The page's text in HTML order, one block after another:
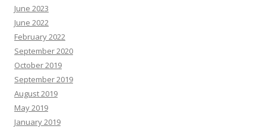
June 2023
June 2022
February 2022
September 2020
October 2019
September 2019
August 2019
May 2019
January 2019